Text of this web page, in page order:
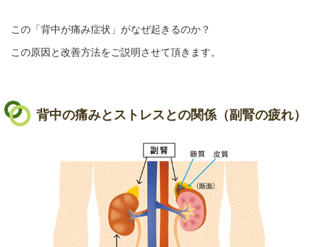
この「背中が痛み症状」がなぜ起きるのか？
この原因と改善方法をご説明させて頂きます。
背中の痛みとストレスとの関係（副腎の疲れ）